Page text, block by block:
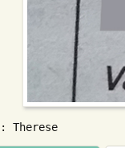
Therese